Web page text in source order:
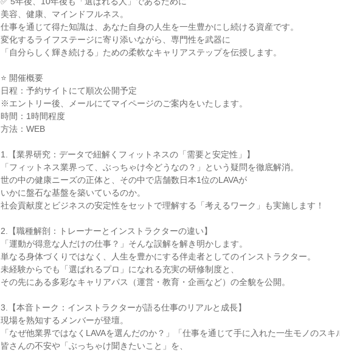
美容、健康、マインドフルネス。
仕事を通じて得た知識は、あなた自身の人生を一生豊かにし続ける資産です。
変化するライフステージに寄り添いながら、専門性を武器に
「自分らしく輝き続ける」ための柔軟なキャリアステップを伝授します。
⭐ 開催概要
日程：予約サイトにて順次公開予定
※エントリー後、メールにてマイページのご案内をいたします。
時間：1時間程度
方法：WEB
1.【業界研究：データで紐解くフィットネスの「需要と安定性」】
「フィットネス業界って、ぶっちゃけ今どうなの？」という疑問を徹底解消。
世の中の健康ニーズの正体と、その中で店舗数日本1位のLAVAが
いかに盤石な基盤を築いているのか。
社会貢献度とビジネスの安定性をセットで理解する「考えるワーク」も実施します！
2.【職種解剖：トレーナーとインストラクターの違い】
「運動が得意な人だけの仕事？」そんな誤解を解き明かします。
単なる身体づくりではなく、人生を豊かにする伴走者としてのインストラクター。
未経験からでも「選ばれるプロ」になれる充実の研修制度と、
その先にある多彩なキャリアパス（運営・教育・企画など）の全貌を公開。
3.【本音トーク：インストラクターが語る仕事のリアルと成長】
現場を熟知するメンバーが登壇。
「なぜ他業界ではなくLAVAを選んだのか？」「仕事を通じて手に入れた一生モノのスキ
皆さんの不安や「ぶっちゃけ聞きたいこと」を、